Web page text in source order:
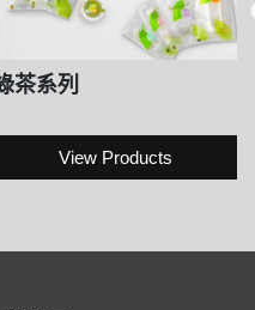
茶系列
View Products